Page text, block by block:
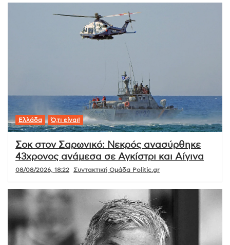
Ελλάδα Ό,τι είναι!
Σοκ στον Σαρωνικό: Νεκρός ανασύρθηκε
43χρονος ανάμεσα σε Αγκίστρι και Αίγινα
08/08/2026, 18:22 Συντακτική Ομάδα Politic.gr